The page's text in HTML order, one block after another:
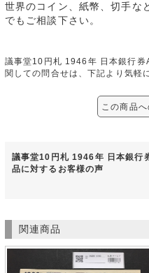
世界のコイン、紙幣、切手な
でもご相談下さい。
議事堂10円札 1946年 日本銀行
関しての問合せは、下記より気軽
この商品
議事堂10円札 1946年 日本銀行
品に対するお客様の声
関連商品